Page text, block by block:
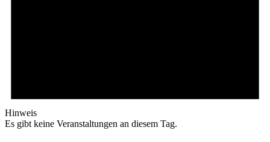
Hinweis
Es gibt keine Veranstaltungen an diesem Tag.